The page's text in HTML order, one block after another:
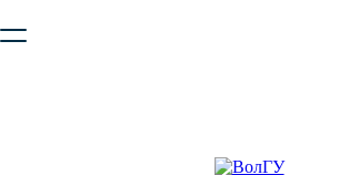
безопасную работу с сайтом. Пожалуйста